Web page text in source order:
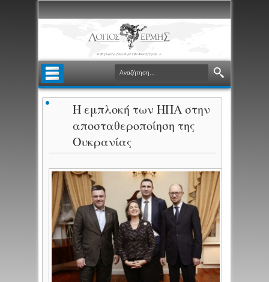
Η εμπλοκή των ΗΠΑ στην
αποσταθεροποίηση της
Ουκρανίας